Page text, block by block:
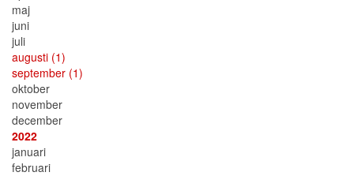
maj
juni
juli
augusti (1)
september (1)
oktober
november
december
2022
januari
februari